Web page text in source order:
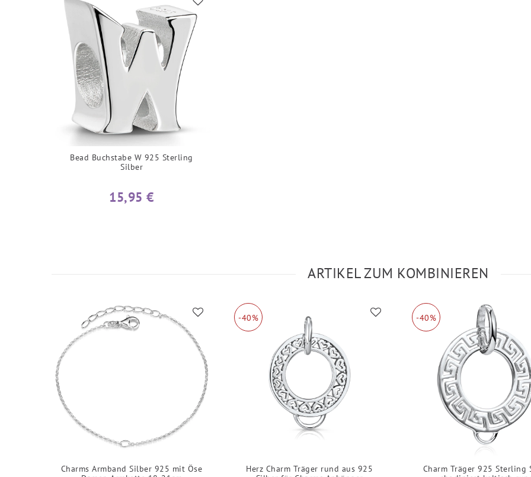
Bead Buchstabe W 925 Sterling
Silber
15,95 €
ARTIKEL ZUM KOMBINIEREN
Charms Armband Silber 925 mit Öse
-40%
Herz Charm Träger rund aus 925
-40%
Charm Träger 925 Sterling